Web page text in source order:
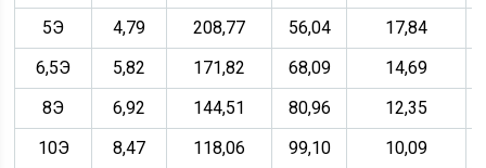
5Э 4,79 208,77 56,04 17,84
6,5Э
5,82 171,82 68,09 14,69
8Э
6,92 144,51 80,96 12,35
10Э
8,47 118,06 99,10 10,09